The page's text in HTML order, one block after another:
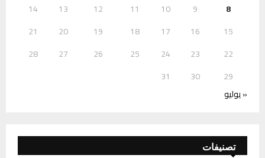
8
9
10
11
12
13
14
15
16
17
18
19
20
21
22
23
24
25
26
27
28
29
30
31
« يوليو
تصنيفات